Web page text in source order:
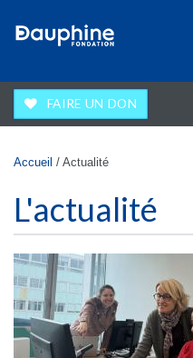
FAIRE UN DON
Vous êtes ici
Accueil / Actualité
L'actualité